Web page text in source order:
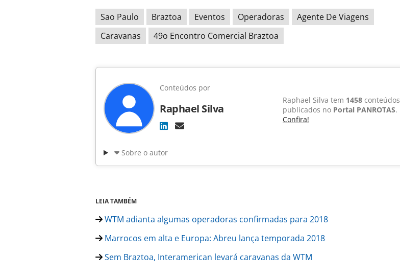
Sao Paulo Braztoa Eventos Operadoras
Agente De Viagens
Caravanas
49o Encontro Comercial Braztoa
Conteúdos por
Raphael Silva
Raphael Silva tem 1458 conteúdos
publicados no Portal PANROTAS.
Confira!
Sobre o autor
LEIA TAMBÉM
WTM adianta algumas operadoras confirmadas para 2018
Marrocos em alta e Europa: Abreu lança temporada 2018
Sem Braztoa, Interamerican levará caravanas da WTM